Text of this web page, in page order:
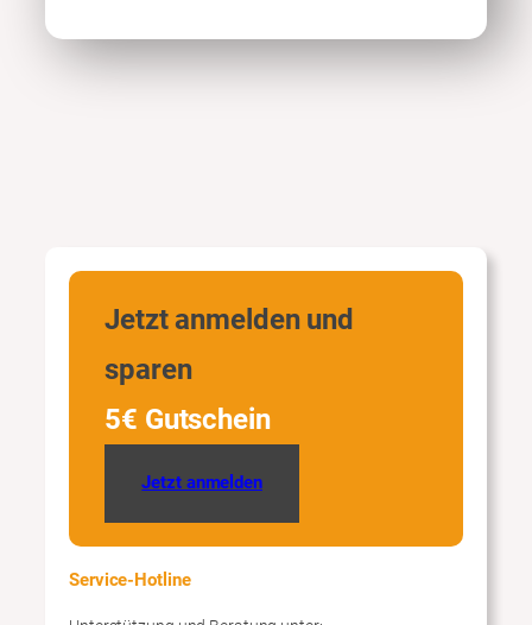
Jetzt anmelden und
sparen
5€ Gutschein
Jetzt anmelden
Service-Hotline